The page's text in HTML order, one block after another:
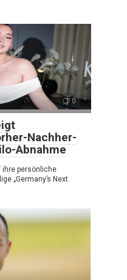
0
Nachher-
Abnahme
ihre persönliche
„Germany’s Next